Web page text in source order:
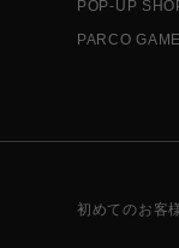
POP-UP
PARCO
初めてのお客